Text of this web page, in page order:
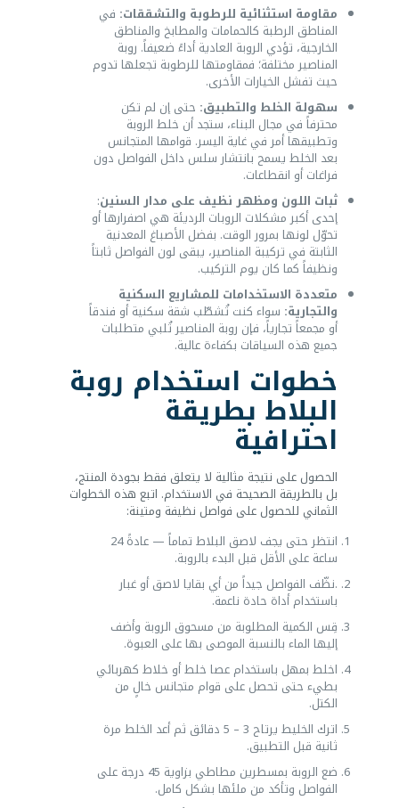
مقاومة استثنائية للرطوبة والتشققات: في
المناطق الرطبة كالحمامات والمطابخ والمناطق
الخارجية، تؤدي الروبة العادية أداءً ضعيفاً. روبة
المناصير مختلفة؛ فمقاومتها للرطوبة تجعلها تدوم
حيث تفشل الخيارات الأخرى.
سهولة الخلط والتطبيق: حتى إن لم تكن
محترفاً في مجال البناء، ستجد أن خلط الروبة
وتطبيقها أمر في غاية اليسر. قوامها المتجانس
بعد الخلط يسمح بانتشار سلس داخل الفواصل دون
فراغات أو انقطاعات.
ثبات اللون ومظهر نظيف على مدار السنين:
إحدى أكبر مشكلات الروبات الرديئة هي اصفرارها أو
تحوّل لونها بمرور الوقت. بفضل الأصباغ المعدنية
الثابتة في تركيبة المناصير، يبقى لون الفواصل ثابتاً
ونظيفاً كما كان يوم التركيب.
متعددة الاستخدامات للمشاريع السكنية
والتجارية: سواء كنت تُشطّب شقة سكنية أو فندقاً
أو مجمعاً تجارياً، فإن روبة المناصير تُلبي متطلبات
جميع هذه السياقات بكفاءة عالية.
خطوات استخدام روبة
البلاط بطريقة
احترافية
الحصول على نتيجة مثالية لا يتعلق فقط بجودة المنتج،
بل بالطريقة الصحيحة في الاستخدام. اتبع هذه الخطوات
الثماني للحصول على فواصل نظيفة ومتينة:
انتظر حتى يجف لاصق البلاط تماماً — عادةً 24
ساعة على الأقل قبل البدء بالروبة.
.نظّف الفواصل جيداً من أي بقايا لاصق أو غبار
باستخدام أداة حادة ناعمة.
قِس الكمية المطلوبة من مسحوق الروبة وأضف
إليها الماء بالنسبة الموصى بها على العبوة.
اخلط بمهل باستخدام عصا خلط أو خلاط كهربائي
بطيء حتى تحصل على قوام متجانس خالٍ من
الكتل.
اترك الخليط يرتاح 3 – 5 دقائق ثم أعد الخلط مرة
ثانية قبل التطبيق.
ضع الروبة بمسطرين مطاطي بزاوية 45 درجة على
الفواصل وتأكد من ملئها بشكل كامل.